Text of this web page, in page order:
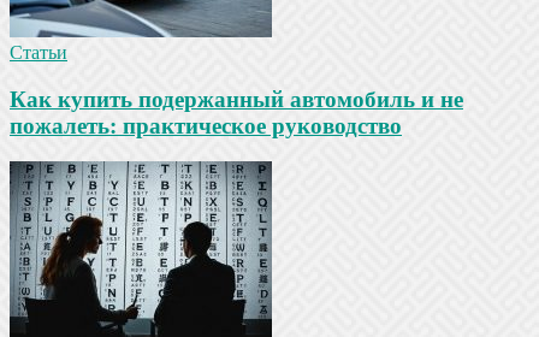
Статьи
Как купить подержанный автомобиль и не
пожалеть: практическое руководство